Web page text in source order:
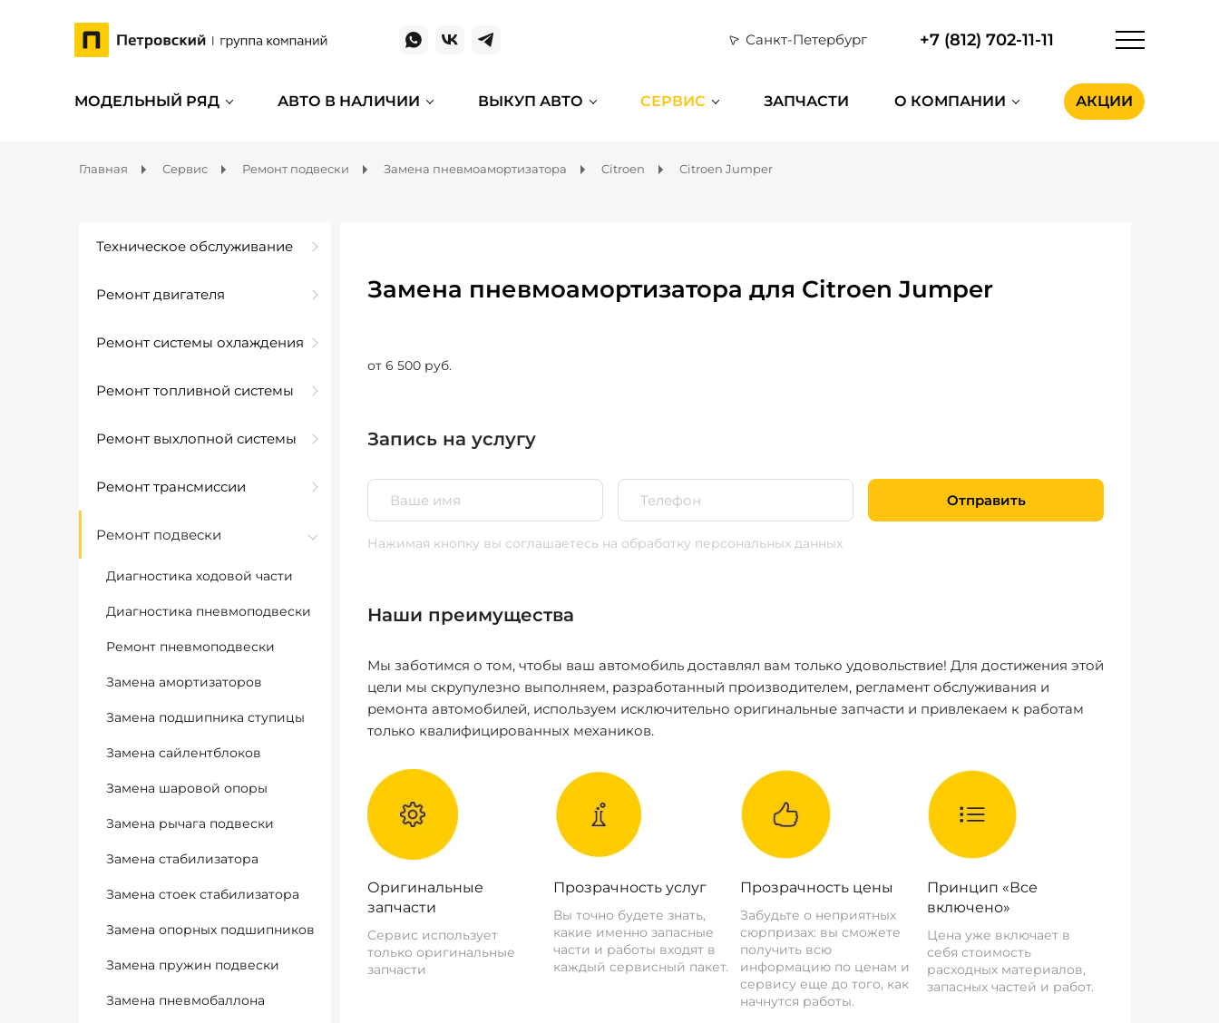
Санкт-Петербург +7 (812) 702-11-11
МОДЕЛЬНЫЙ РЯД АВТО В НАЛИЧИИ ВЫКУП АВТО СЕРВИС ЗАПЧАСТИ О КОМПАНИИ АКЦИИ
Главная Сервис Ремонт подвески Замена пневмоамортизатора Citroen Citroen Jumper
Техническое обслуживание
Ремонт двигателя
Ремонт системы охлаждения
Ремонт топливной системы
Ремонт выхлопной системы
Ремонт трансмиссии
Ремонт подвески
Диагностика ходовой части
Диагностика пневмоподвески
Ремонт пневмоподвески
Замена амортизаторов
Замена подшипника ступицы
Замена сайлентблоков
Замена шаровой опоры
Замена рычага подвески
Замена стабилизатора
Замена стоек стабилизатора
Замена опорных подшипников
Замена пружин подвески
Замена пневмобаллона
Замена пневмоамортизатора для Citroen Jumper
от 6 500 руб.
Запись на услугу
Отправить
Нажимая кнопку вы соглашаетесь на обработку персональных данных
Наши преимущества
Мы заботимся о том, чтобы ваш автомобиль доставлял вам только удовольствие! Для достижения этой
цели мы скрупулезно выполняем, разработанный производителем, регламент обслуживания и
ремонта автомобилей, используем исключительно оригинальные запчасти и привлекаем к работам
только квалифицированных механиков.
Оригинальные
запчасти
Сервис использует
только оригинальные
запчасти
Прозрачность услуг
Вы точно будете знать,
какие именно запасные
части и работы входят в
каждый сервисный пакет.
Прозрачность цены
Забудьте о неприятных
сюрпризах: вы сможете
получить всю
информацию по ценам и
сервису еще до того, как
начнутся работы.
Принцип «Все
включено»
Цена уже включает в
себя стоимость
расходных материалов,
запасных частей и работ.